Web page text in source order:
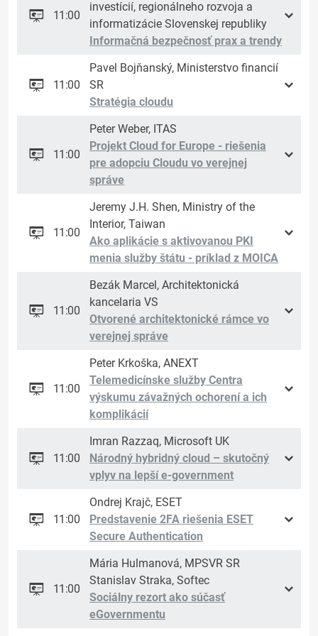
11:00
investícií, regionálneho rozvoja a
informatizácie Slovenskej republiky
Informačná bezpečnosť prax a trendy
11:00
Pavel Bojňanský, Ministerstvo financií
SR
Stratégia cloudu
11:00
Peter Weber, ITAS
Projekt Cloud for Europe - riešenia
pre adopciu Cloudu vo verejnej
správe
11:00
Jeremy J.H. Shen, Ministry of the
Interior, Taiwan
Ako aplikácie s aktivovanou PKI
menia služby štátu - príklad z MOICA
11:00
Bezák Marcel, Architektonická
kancelaria VS
Otvorené architektonické rámce vo
verejnej správe
11:00
Peter Krkoška, ANEXT
Telemedicínske služby Centra
výskumu závažných ochorení a ich
komplikácií
11:00
Imran Razzaq, Microsoft UK
Národný hybridný cloud – skutočný
vplyv na lepší e-government
11:00
Ondrej Krajč, ESET
Predstavenie 2FA riešenia ESET
Secure Authentication
11:00
Mária Hulmanová, MPSVR SR
Stanislav Straka, Softec
Sociálny rezort ako súčasť
eGovernmentu